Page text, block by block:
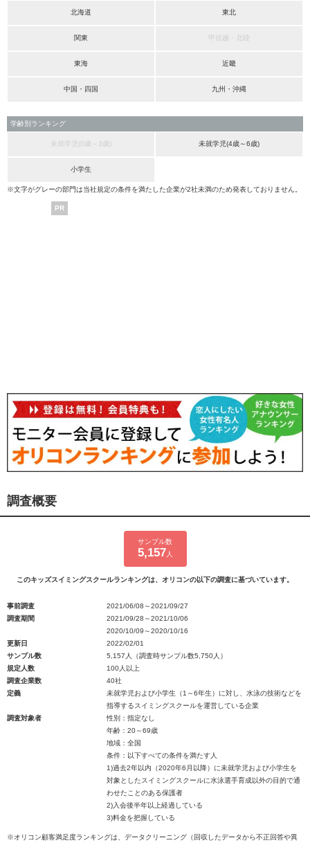
北海道 東北
関東 甲信越・北陸
東海 近畿
中国・四国 九州・沖縄
学齢別ランキング
未就学児(0歳～3歳) 未就学児(4歳～6歳)
小学生
※文字がグレーの部門は当社規定の条件を満たした企業が2社未満のため発表しておりません。
PR
調査概要
サンプル数
5,157 人
このキッズスイミングスクールランキングは、オリコンの以下の調査に基づいています。
事前調査
2021/06/08～2021/09/27
調査期間
2021/09/28～2021/10/06
2020/10/09～2020/10/16
更新日
2022/02/01
サンプル数
5,157人（調査時サンプル数5,750人）
規定人数
100人以上
調査企業数
40社
定義
未就学児および小学生（1～6年生）に対し、水泳の技術などを
指導するスイミングスクールを運営している企業
調査対象者
性別：指定なし
年齢：20～69歳
地域：全国
条件：以下すべての条件を満たす人
1)過去2年以内（2020年6月以降）に未就学児および小学生を
対象としたスイミングスクールに水泳選手育成以外の目的で通
わせたことのある保護者
2)入会後半年以上経過している
3)料金を把握している
※オリコン顧客満足度ランキングは、データクリーニング（回収したデータから不正回答や異